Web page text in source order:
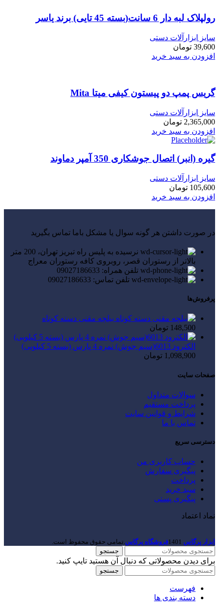
رولپلاک لبه دار 6 سانت(بسته 45 تایی) برند یاسر
سایز ابزارآلات دستی
39,600 تومان
افزودن به سبد خرید
گریس پمپ دو پیستون کیفی میتا Mita
سایز ابزارآلات دستی
2,365,000 تومان
افزودن به سبد خرید
گیره (انبر) اتصال جوشکاری 350 آمپر دماوند
سایز ابزارآلات دستی
105,600 تومان
افزودن به سبد خرید
در صورت داشتن هر گونه سوال یا مشکل باما تماس بگیرید
نرسیده به پلیس راه تبریز تهران، 200 متر
بالاتر از رستوران قصر، روبروی کافه رستوران معراج
تلفن همراه: 09027186633
تلفن تماس: 09027186633
پرفروش‌ها
بیلچه مقنی دسته کوتاه
148,500 تومان
الکترود 6013(سیم جوش) نمره 4 پارس (بسته 5 کیلویی)
1,098,900 تومان
صفحات سایت
سوالات متداول
پرداخت مستقیم
شرایط و قوانین سایت
تماس با ما
دسترسی سریع
حساب کاربری من
پیگیری سفارش
پرداخت
سبد خرید
پیگیری پستی
نماد اعتماد
ابزار پرگاس 1401فروشگاه پرگاس.تمامی حقوق محفوظ است.
جستجو
برای دیدن محصولاتی که دنبال آن هستید تایپ کنید.
جستجو
فهرست
دسته بندی ها